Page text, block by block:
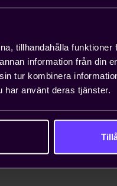
tillhandahålla funktioner
information från din
tur kombinera
har använt deras tjänster.
för hela
och öppnar dörrar
framtida
inom
och
de